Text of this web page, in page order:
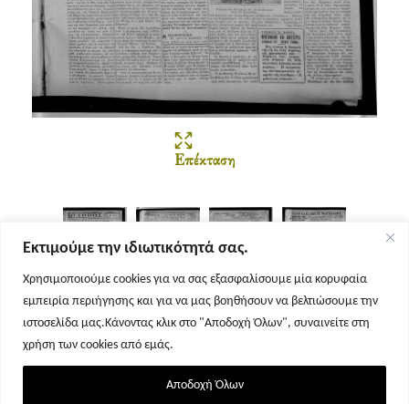
Εκτιμούμε την ιδιωτικότητά σας.
Χρησιμοποιούμε cookies για να σας εξασφαλίσουμε μία κορυφαία
εμπειρία περιήγησης και για να μας βοηθήσουν να βελτιώσουμε την
ιστοσελίδα μας.Κάνοντας κλικ στο "Αποδοχή Όλων", συναινείτε στη
χρήση των cookies από εμάς.
Αποδοχή Όλων
Επέκταση
Σελίδα 1 Σελίδα 2 Σελίδα 3 Σελίδα 4